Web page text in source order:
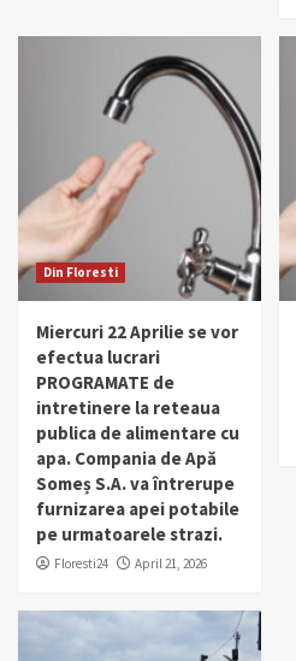
Din Floresti
Miercuri 22 Aprilie se vor
efectua lucrari
PROGRAMATE de
intretinere la reteaua
publica de alimentare cu
apa. Compania de Apă
Someș S.A. va întrerupe
furnizarea apei potabile
pe urmatoarele strazi.
Floresti24 April 21, 2026